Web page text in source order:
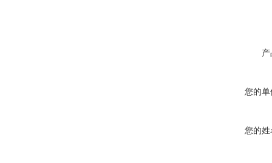
您的单
您的姓